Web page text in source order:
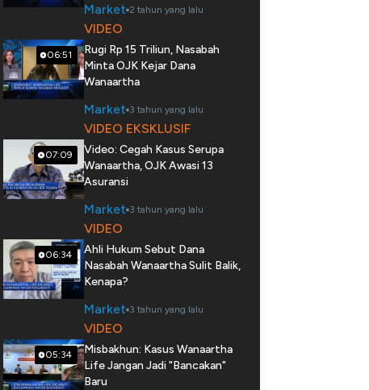
Market 2 tahun yang lalu
06:51
VIDEO
Rugi Rp 15 Triliun, Nasabah
Minta OJK Kejar Dana
Wanaartha
Market 3 tahun yang lalu
07:09
VIDEO EKSKLUSIF
Video: Cegah Kasus Serupa
Wanaartha, OJK Awasi 13
Asuransi
Market 3 tahun yang lalu
06:34
VIDEO
Ahli Hukum Sebut Dana
Nasabah Wanaartha Sulit Balik,
Kenapa?
Market 3 tahun yang lalu
05:34
VIDEO
Misbakhun: Kasus Wanaartha
Life Jangan Jadi "Bancakan"
Baru